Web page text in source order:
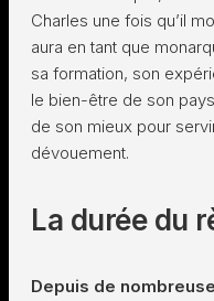
Charles une fois qu’il
aura en tant que
sa formation, son
le bien-être de son
de son mieux pour
dévouement.
La durée du
Depuis de